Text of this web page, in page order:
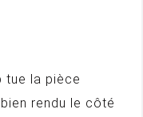
tue la pièce
rendu le côté